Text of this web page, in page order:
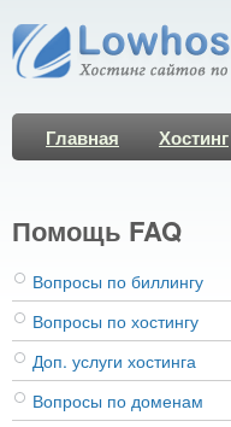
Главная Хостинг
Помощь FAQ
Вопросы по биллингу
Вопросы по хостингу
Доп. услуги хостинга
Вопросы по доменам